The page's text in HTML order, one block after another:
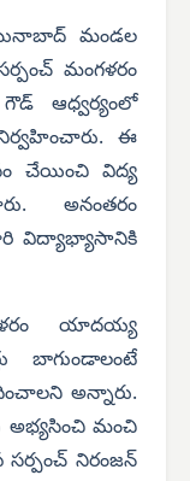
మండల
మంగళరం
ఆధ్వర్యంలో
ఈ
చేయించి విద్య
అనంతరం
విద్యాభ్యాసానికి
యాదయ్య
బాగుండాలంటే
అన్నారు.
అభ్యసించి మంచి
నిరంజన్